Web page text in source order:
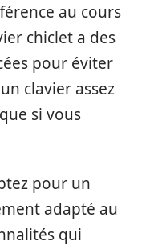
au cours
chiclet a des
pour éviter
clavier assez
si vous
pour un
adapté au
qui